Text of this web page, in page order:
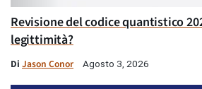
Revisione del codice quantistico
legittimità?
Di Jason Conor Agosto 3, 2026